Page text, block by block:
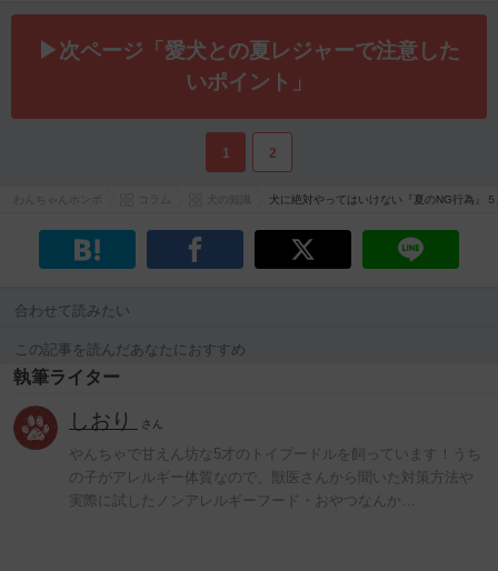
▶次ページ「愛犬との夏レジャーで注意した
いポイント」
1 2
犬に絶対やってはいけない『夏のNG行為
合わせて読みたい
この記事を読んだあなたにおすすめ
執筆ライター
しおり さん
やんちゃで甘えん坊な5才のトイプードルを飼っています！うち
の子がアレルギー体質なので、獣医さんから聞いた対策方法や
実際に試したノンアレルギーフード・おやつなんか…